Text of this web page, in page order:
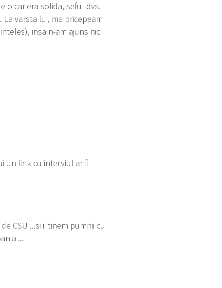
o cariera solida, seful dvs.
varsta lui, ma pricepeam
insa n-am ajuns nici
un link cu interviul ar fi
CSU ...si ii tinem pumnii cu
...